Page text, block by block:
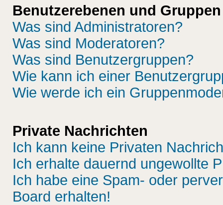
Benutzerebenen und Gruppen
Was sind Administratoren?
Was sind Moderatoren?
Was sind Benutzergruppen?
Wie kann ich einer
Wie werde ich ein
Private Nachrichten
Ich kann keine Privaten
Ich erhalte dauernd ungewollte
Ich habe eine Spam- oder
Board erhalten!